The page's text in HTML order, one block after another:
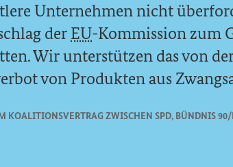
Unternehmen nicht
der EU-Kommission zum
Wir unterstützen das von
von Produkten aus
KOALITIONSVERTRAG ZWISCHEN SPD, BÜNDNIS